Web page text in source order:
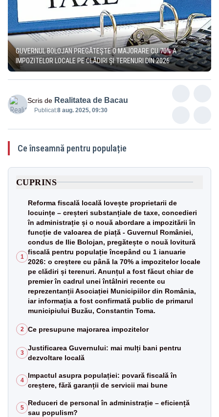
GUVERNUL BOLOJAN PREGĂTEȘTE O MAJORARE CU 70% A
IMPOZITELOR LOCALE PE CLĂDIRI ȘI TERENURI DIN 2026
Scris de Realitatea de Bacau
Publicat:8 aug. 2025, 09:30
Ce înseamnă pentru populație
CUPRINS
1
Reforma fiscală locală lovește proprietarii de
locuințe – creșteri substanțiale de taxe, concedieri
în administrație și o nouă abordare a impozitării în
funcție de valoarea de piață - Guvernul României,
condus de Ilie Bolojan, pregătește o nouă lovitură
fiscală pentru populație începând cu 1 ianuarie
2026: o creștere cu până la 70% a impozitelor locale
pe clădiri și terenuri. Anunțul a fost făcut chiar de
premier în cadrul unei întâlniri recente cu
reprezentanții Asociației Municipiilor din România,
iar informația a fost confirmată public de primarul
municipiului Buzău, Constantin Toma.
2 Ce presupune majorarea impozitelor
3
Justificarea Guvernului: mai mulți bani pentru
dezvoltare locală
4
Impactul asupra populației: povară fiscală în
creștere, fără garanții de servicii mai bune
5
Reduceri de personal în administrație – eficiență
sau populism?